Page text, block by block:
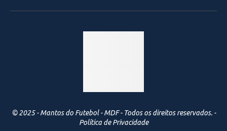
© 2025 - Mantos do Futebol - MDF - Todos os direitos reservados. -
Política de Privacidade